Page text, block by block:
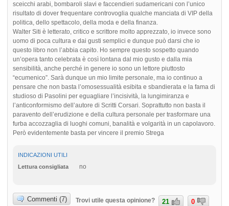
sceicchi arabi, bombaroli slavi e faccendieri sudamericani con l’unico
risultato di dover frequentare controvoglia qualche manciata di VIP della
politica, dello spettacolo, della moda e della finanza.
Walter Siti è letterato, critico e scrittore molto apprezzato, io invece sono
uomo di poca cultura e dai gusti semplici e dunque può darsi che io
questo libro non l’abbia capito. Ho sempre questo sospetto quando
un’opera tanto celebrata è così lontana dal mio gusto e dalla mia
sensibilità, anche perché in genere io sono un lettore piuttosto
“ecumenico”. Sarà dunque un mio limite personale, ma io continuo a
pensare che non basta l’omosessualità esibita e sbandierata e la fama di
studioso di Pasolini per eguagliare l’incisività, la lungimiranza e
l’anticonformismo dell’autore di Scritti Corsari. Soprattutto non basta il
paravento dell’erudizione e della cultura personale per trasformare una
furba accozzaglia di luoghi comuni, banalità e volgarità in un capolavoro.
Però evidentemente basta per vincere il premio Strega
INDICAZIONI UTILI
Lettura consigliata
no
Commenti (7) Trovi utile questa opinione? 21 0